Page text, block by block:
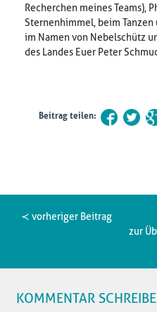
Recherchen meines Teams),
Sternenhimmel, beim
im Namen von Nebelschütz
des Landes Euer Peter
Beitrag teilen:
≺ vorheriger Beitrag
zur
KOMMENTAR